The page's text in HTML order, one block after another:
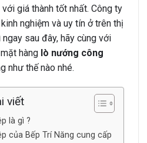
giá thành tốt nhất. Công ty
nghiệm và uy tín ở trên thị
sau đây, hãy cùng với
hàng lò nướng công
như thế nào nhé.
viết
là gì ?
của Bếp Trí Năng cung cấp